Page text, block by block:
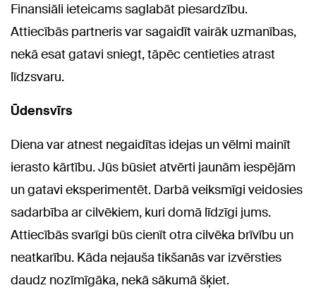
Finansiāli ieteicams saglabāt piesardzību.
Attiecībās partneris var sagaidīt vairāk uzmanības,
nekā esat gatavi sniegt, tāpēc centieties atrast
līdzsvaru.
Ūdensvīrs
Diena var atnest negaidītas idejas un vēlmi mainīt
ierasto kārtību. Jūs būsiet atvērti jaunām iespējām
un gatavi eksperimentēt. Darbā veiksmīgi veidosies
sadarbība ar cilvēkiem, kuri domā līdzīgi jums.
Attiecībās svarīgi būs cienīt otra cilvēka brīvību un
neatkarību. Kāda nejauša tikšanās var izvērsties
daudz nozīmīgāka, nekā sākumā šķiet.